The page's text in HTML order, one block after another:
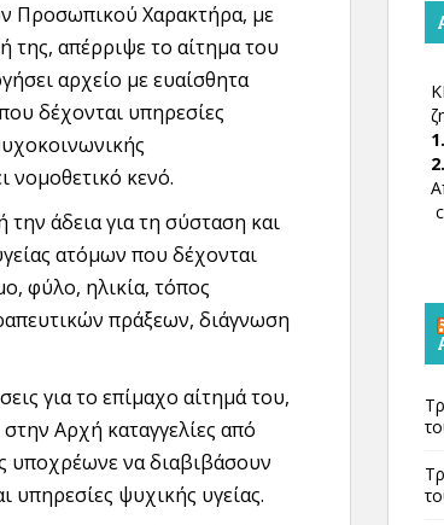
Προσωπικού Χαρακτήρα, με
της, απέρριψε το αίτημα του
αρχείο με ευαίσθητα
δέχονται υπηρεσίες
νομοθετικό κενό.
άδεια για τη σύσταση και
ατόμων που δέχονται
φύλο, ηλικία, τόπος
πράξεων, διάγνωση
για το επίμαχο αίτημά του,
Αρχή καταγγελίες από
υποχρέωνε να διαβιβάσουν
ψυχικής υγείας.
1.
2.